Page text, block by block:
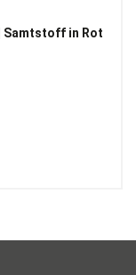
Samtstoff in Rot